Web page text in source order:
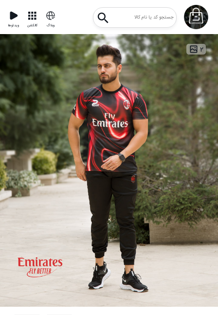
ویدئوها کالکشن وبلاگ
۲